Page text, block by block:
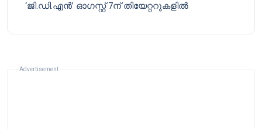
‘ജി.ഡി.എൻ’ ഓഗസ്റ്റ് 7ന് തിയേറ്ററുകളിൽ
Advertisement